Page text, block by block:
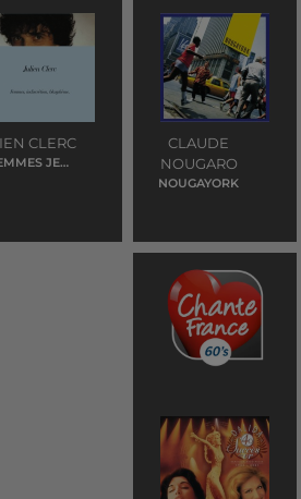
CLERC
JE
CLAUDE
NOUGARO
NOUGAYORK